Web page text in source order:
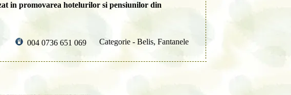
in promovarea hotelurilor si pensiunilor din
004 0736 651 069 Categorie - Belis, Fantanele